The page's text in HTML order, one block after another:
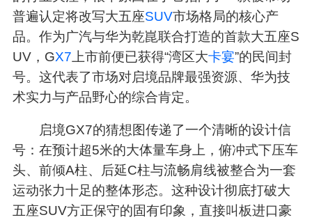
普遍认定将改写大五座SUV市场格局的核心产
品。作为广汽与华为乾崑联合打造的首款大五座S
UV，GX7 上市前便已获得“湾区大卡宴”的民间封
号。这代表了市场对启境品牌最强资源、华为技
术实力与产品野心的综合肯定。
启境GX7的猜想图传递了一个清晰的设计信
号：在预计超5米的大体量车身上，俯冲式下压车
头、前倾A柱、后延C柱与流畅肩线被整合为一套
运动张力十足的整体形态。这种设计彻底打破大
五座SUV方正保守的固有印象，直接叫板进口豪